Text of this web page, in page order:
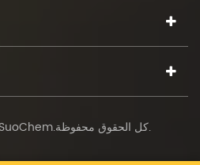
حقوق النشر © 2026 iSuoChem.كل الحقوق محفوظة.